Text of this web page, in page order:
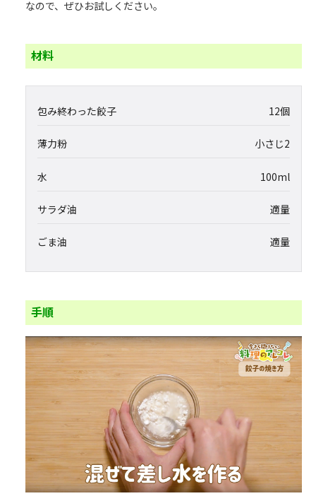
なので、ぜひお試しください。
材料
包み終わった餃子 12個
薄力粉 小さじ2
水 100ml
サラダ油 適量
ごま油 適量
手順